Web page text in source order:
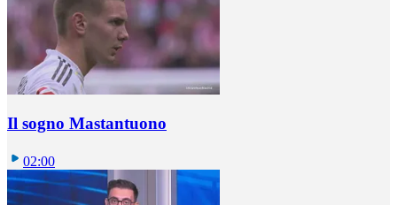
Il sogno Mastantuono
02:00